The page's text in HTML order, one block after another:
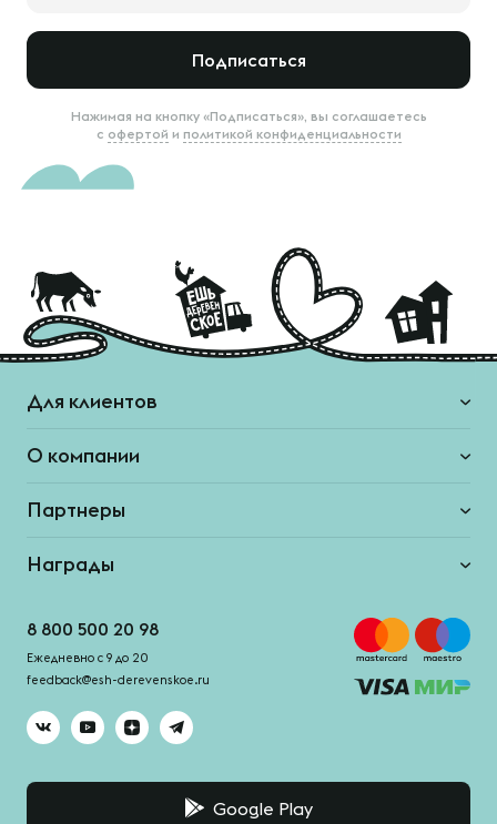
Подписаться
Нажимая на кнопку «Подписаться», вы соглашаетесь
с офертой и политикой конфиденциальности
Для клиентов
О компании
Партнеры
Награды
8 800 500 20 98
Ежедневно с 9 до 20
feedback@esh-derevenskoe.ru
Google Play